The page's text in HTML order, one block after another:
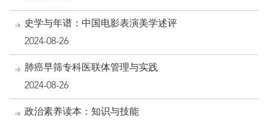
史学与年谱：中国电影表演美学述评
2024-08-26
肺癌早筛专科医联体管理与实践
2024-08-26
政治素养读本：知识与技能